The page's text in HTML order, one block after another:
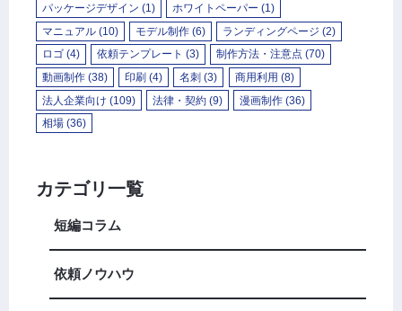
パッケージデザイン (1) ホワイトペーパー (1)
マニュアル (10) モデル制作 (6) ランディングページ (2)
ロゴ (4) 依頼テンプレート (3) 制作方法・注意点 (70)
動画制作 (38) 印刷 (4) 名刺 (3) 商用利用 (8)
法人企業向け (109) 法律・契約 (9) 漫画制作 (36)
相場 (36)
カテゴリ一覧
短編コラム
依頼ノウハウ